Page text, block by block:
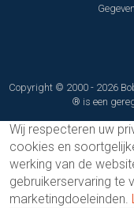
Copyright © 2000 - 2026
® is een
Wij respecteren uw
cookies en
werking van de
gebruikerservaring te
marketingdoeleinden.